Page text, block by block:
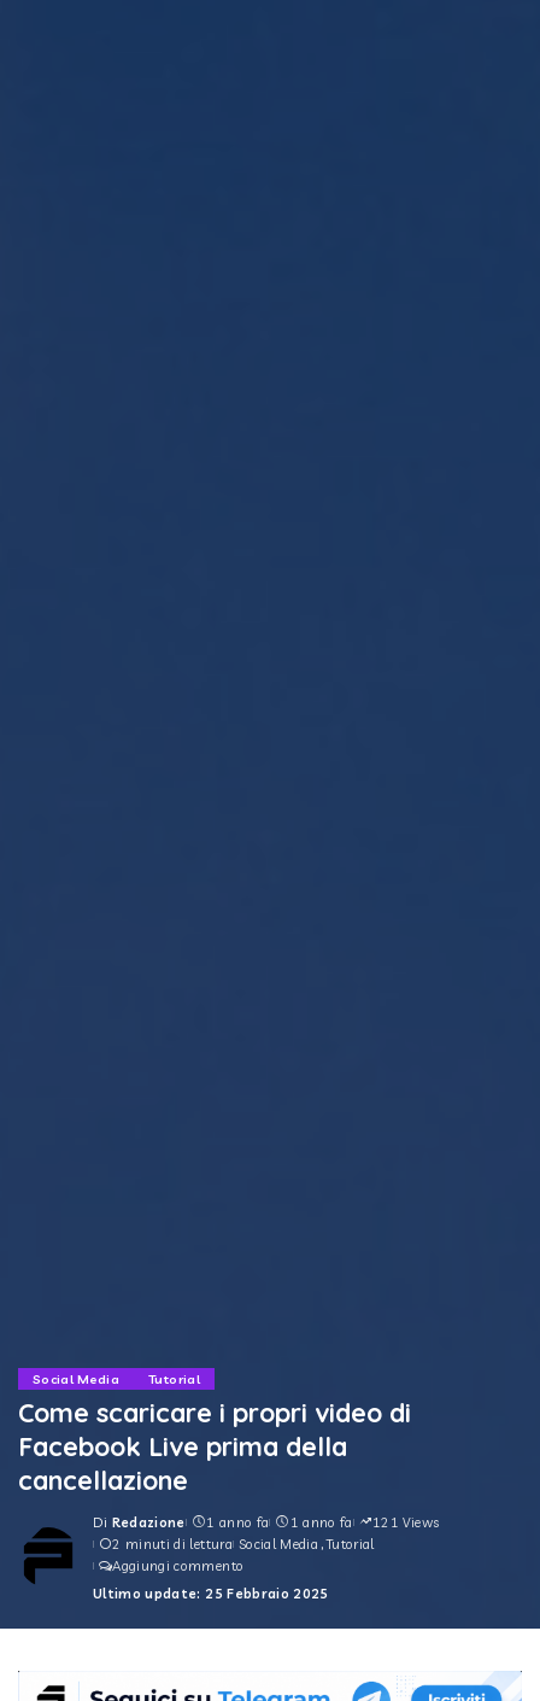
Social Media Tutorial
Come scaricare i propri video di
Facebook Live prima della
cancellazione
Posted
by
Di Redazione 1 anno fa 1 anno fa
121 Views
2 minuti di lettura Social Media Tutorial
Aggiungi commento
Ultimo update: 25 Febbraio 2025